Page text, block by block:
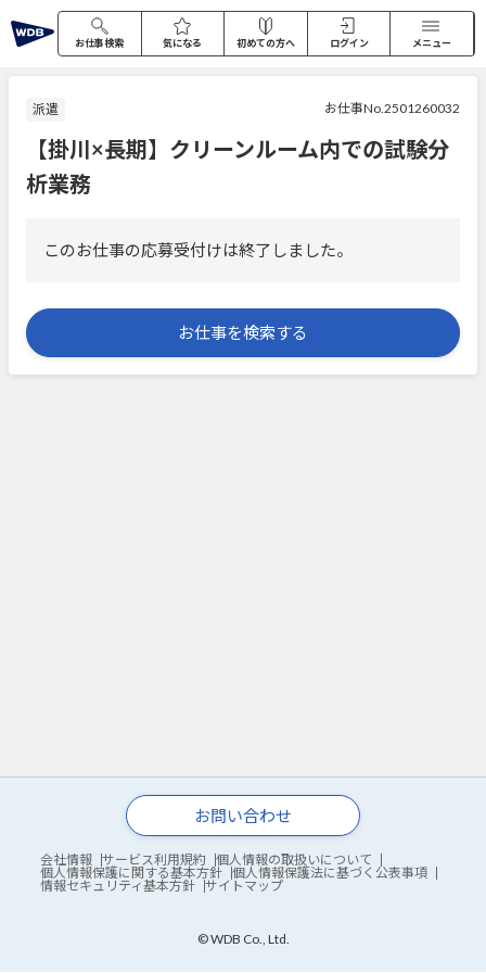
お仕事検索 気になる 初めての方へ ログイン メニュー
派遣 お仕事No.2501260032
【掛川×長期】クリーンルーム内での試験分
析業務
このお仕事の応募受付けは終了しました。
お仕事を検索する
お問い合わせ
会社情報 サービス利用規約
個人情報の取扱いについて
個人情報保護に関する基本方針
個人情報保護法に基づく公表事項
情報セキュリティ基本方針
サイトマップ
© WDB Co., Ltd.